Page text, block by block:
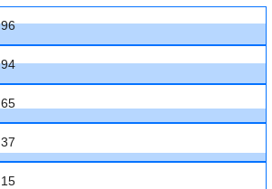
96
94
65
37
15